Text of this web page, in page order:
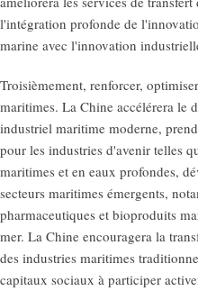
l'intégration profonde de
marine avec l'innovation
Troisièmement, renforcer,
maritimes. La Chine accélérera le
industriel maritime moderne,
pour les industries d'avenir telles
maritimes et en eaux profondes,
secteurs maritimes émergents,
pharmaceutiques et bioproduits
mer. La Chine encouragera la
des industries maritimes
capitaux sociaux à participer